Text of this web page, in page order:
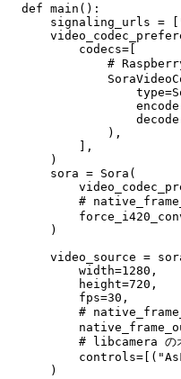
def main():
signaling_urls =
        codecs=[
# Raspberry
            ),
        ],
    )
    sora = Sora(
#
    )
video_source =
        width=1280,
        height=720,
        fps=30,
#
# libcamera のオ
    )